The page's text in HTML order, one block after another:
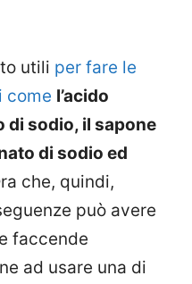
utili per fare le
come l’acido
sodio, il sapone
di sodio ed
che, quindi,
può avere
faccende
ad usare una di